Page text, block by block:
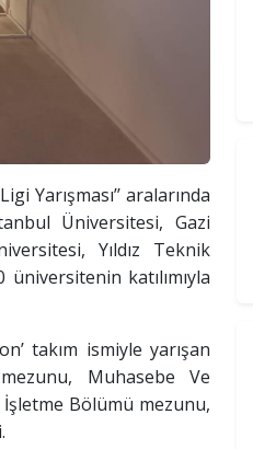
Yarışması’’ aralarında
Üniversitesi, Gazi
Yıldız Teknik
katılımıyla
takım ismiyle yarışan
Muhasebe Ve
Bölümü mezunu,